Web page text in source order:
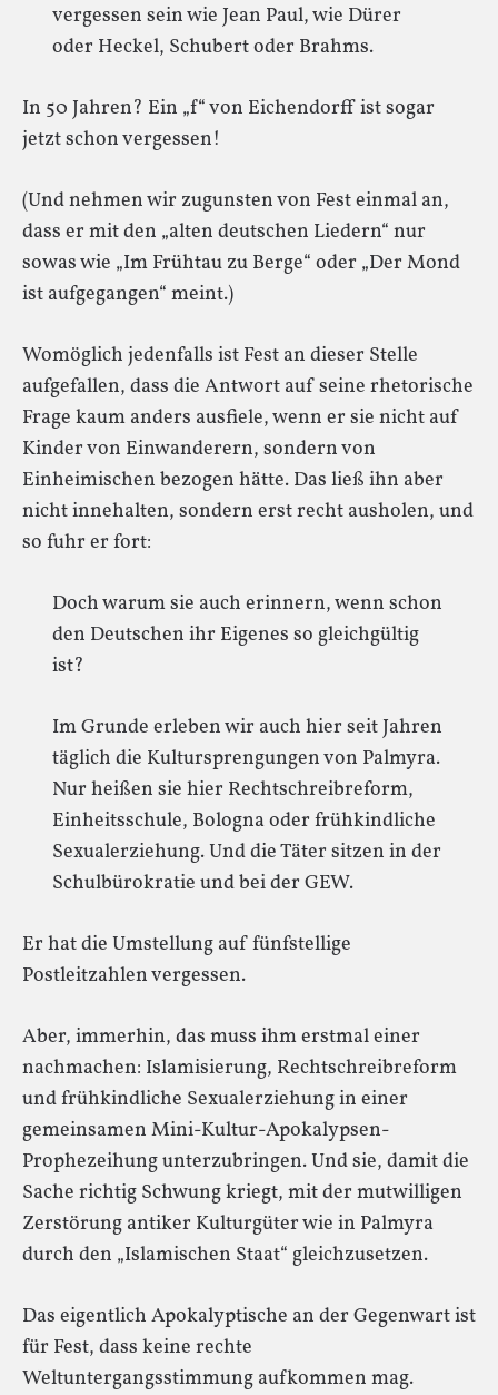
vergessen sein wie Jean Paul, wie Dürer
oder Heckel, Schubert oder Brahms.
In 50 Jahren? Ein „f“ von Eichendorff ist sogar
jetzt schon vergessen!
(Und nehmen wir zugunsten von Fest einmal an,
dass er mit den „alten deutschen Liedern“ nur
sowas wie „Im Frühtau zu Berge“ oder „Der Mond
ist aufgegangen“ meint.)
Womöglich jedenfalls ist Fest an dieser Stelle
aufgefallen, dass die Antwort auf seine rhetorische
Frage kaum anders ausfiele, wenn er sie nicht auf
Kinder von Einwanderern, sondern von
Einheimischen bezogen hätte. Das ließ ihn aber
nicht innehalten, sondern erst recht ausholen, und
so fuhr er fort:
Doch warum sie auch erinnern, wenn schon
den Deutschen ihr Eigenes so gleichgültig
ist?
Im Grunde erleben wir auch hier seit Jahren
täglich die Kultursprengungen von Palmyra.
Nur heißen sie hier Rechtschreibreform,
Einheitsschule, Bologna oder frühkindliche
Sexualerziehung. Und die Täter sitzen in der
Schulbürokratie und bei der GEW.
Er hat die Umstellung auf fünfstellige
Postleitzahlen vergessen.
Aber, immerhin, das muss ihm erstmal einer
nachmachen: Islamisierung, Rechtschreibreform
und frühkindliche Sexualerziehung in einer
gemeinsamen Mini-Kultur-Apokalypsen-
Prophezeihung unterzubringen. Und sie, damit die
Sache richtig Schwung kriegt, mit der mutwilligen
Zerstörung antiker Kulturgüter wie in Palmyra
durch den „Islamischen Staat“ gleichzusetzen.
Das eigentlich Apokalyptische an der Gegenwart ist
für Fest, dass keine rechte
Weltuntergangsstimmung aufkommen mag.